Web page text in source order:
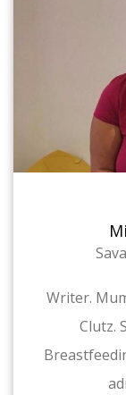
Writer.
Clutz.